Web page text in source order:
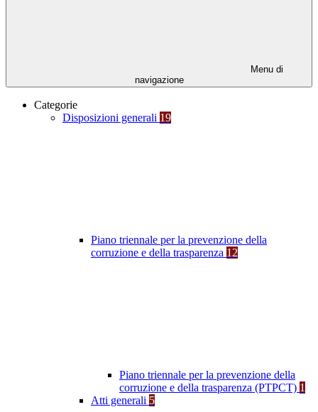
Menu di
navigazione
Categorie
Disposizioni generali 19
Piano triennale per la prevenzione della
corruzione e della trasparenza 12
Piano triennale per la prevenzione della
corruzione e della trasparenza (PTPCT) 1
Atti generali 5